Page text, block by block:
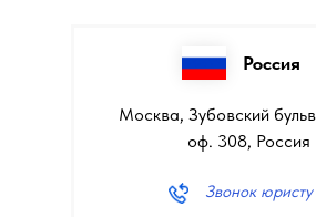
Москва, Зубовский
оф. 308, Россия
Россия
Звонок юристу